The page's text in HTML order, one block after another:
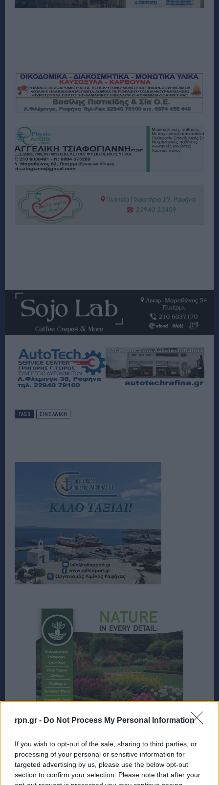
rpn.gr - Do Not Process My Personal Information
If you wish to opt-out of the sale, sharing to third parties, or
processing of your personal or sensitive information for
targeted advertising by us, please use the below opt-out
section to confirm your selection. Please note that after your
TAGS ΣΙΝΕ ΑΛΙΚΗ